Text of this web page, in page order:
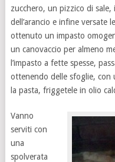
zucchero, un pizzico di
dell’arancio e infine versate
ottenuto un impasto
un canovaccio per almeno
l’impasto a fette spesse,
ottenendo delle sfoglie, con
la pasta, friggetele in olio
Vanno
serviti con
una
spolverata